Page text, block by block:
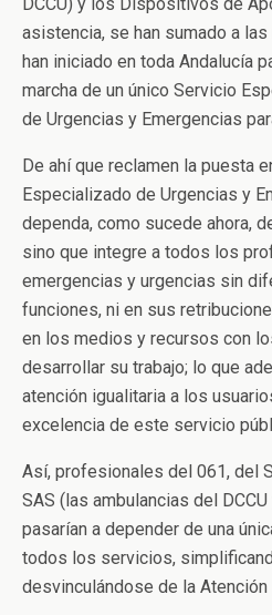
asistencia, se han sumado a
han iniciado en toda Andalucía
marcha de un único Servicio
de Urgencias y Emergencias
De ahí que reclamen la puesta
Especializado de Urgencias y
dependa, como sucede ahora,
sino que integre a todos los
emergencias y urgencias sin
funciones, ni en sus
en los medios y recursos con
desarrollar su trabajo; lo que
atención igualitaria a los
excelencia de este servicio
Así, profesionales del 061, del
SAS (las ambulancias del
pasarían a depender de una
todos los servicios,
desvinculándose de la Atención